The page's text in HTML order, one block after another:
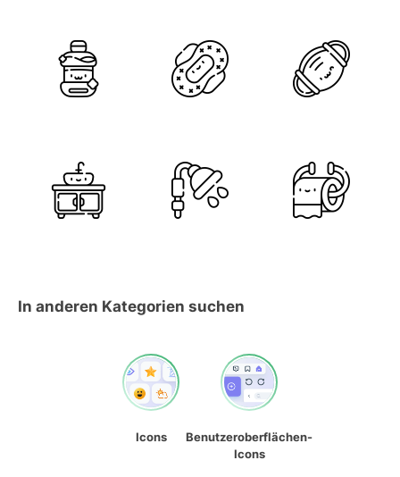
In anderen Kategorien suchen
Icons
Benutzeroberflächen-
Icons